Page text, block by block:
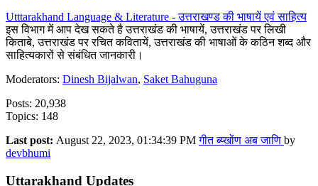
Utttarakhand Language & Literature - उत्तराखण्ड की भाषायें एवं साहित्य
इस विभाग में आप देख सकते है उत्तराखंड की भाषायें, उत्तराखंड पर लिखी
किताबे, उत्तराखंड पर रचित कवितायें, उत्तराखंड की भाषाओं के कठिन शब्द और
साहित्यकारों से संबंधित जानकारी।
Moderators: Dinesh Bijalwan, Saket Bahuguna
Posts: 20,938
Topics: 148
Last post: August 22, 2023, 01:34:39 PMगीत ब्य्खोंण अब जाणि by
devbhumi
Uttarakhand Updates